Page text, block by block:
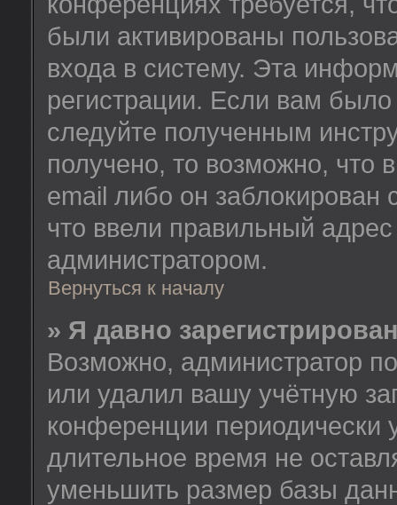
были активированы
входа в систему. Эта
регистрации. Если вам
следуйте полученным
получено, то возможно, что
email либо он
что ввели правильный
администратором.
Вернуться к началу
» Я давно
Возможно, администратор
или удалил вашу учётную
конференции периодически
длительное время не
уменьшить размер базы